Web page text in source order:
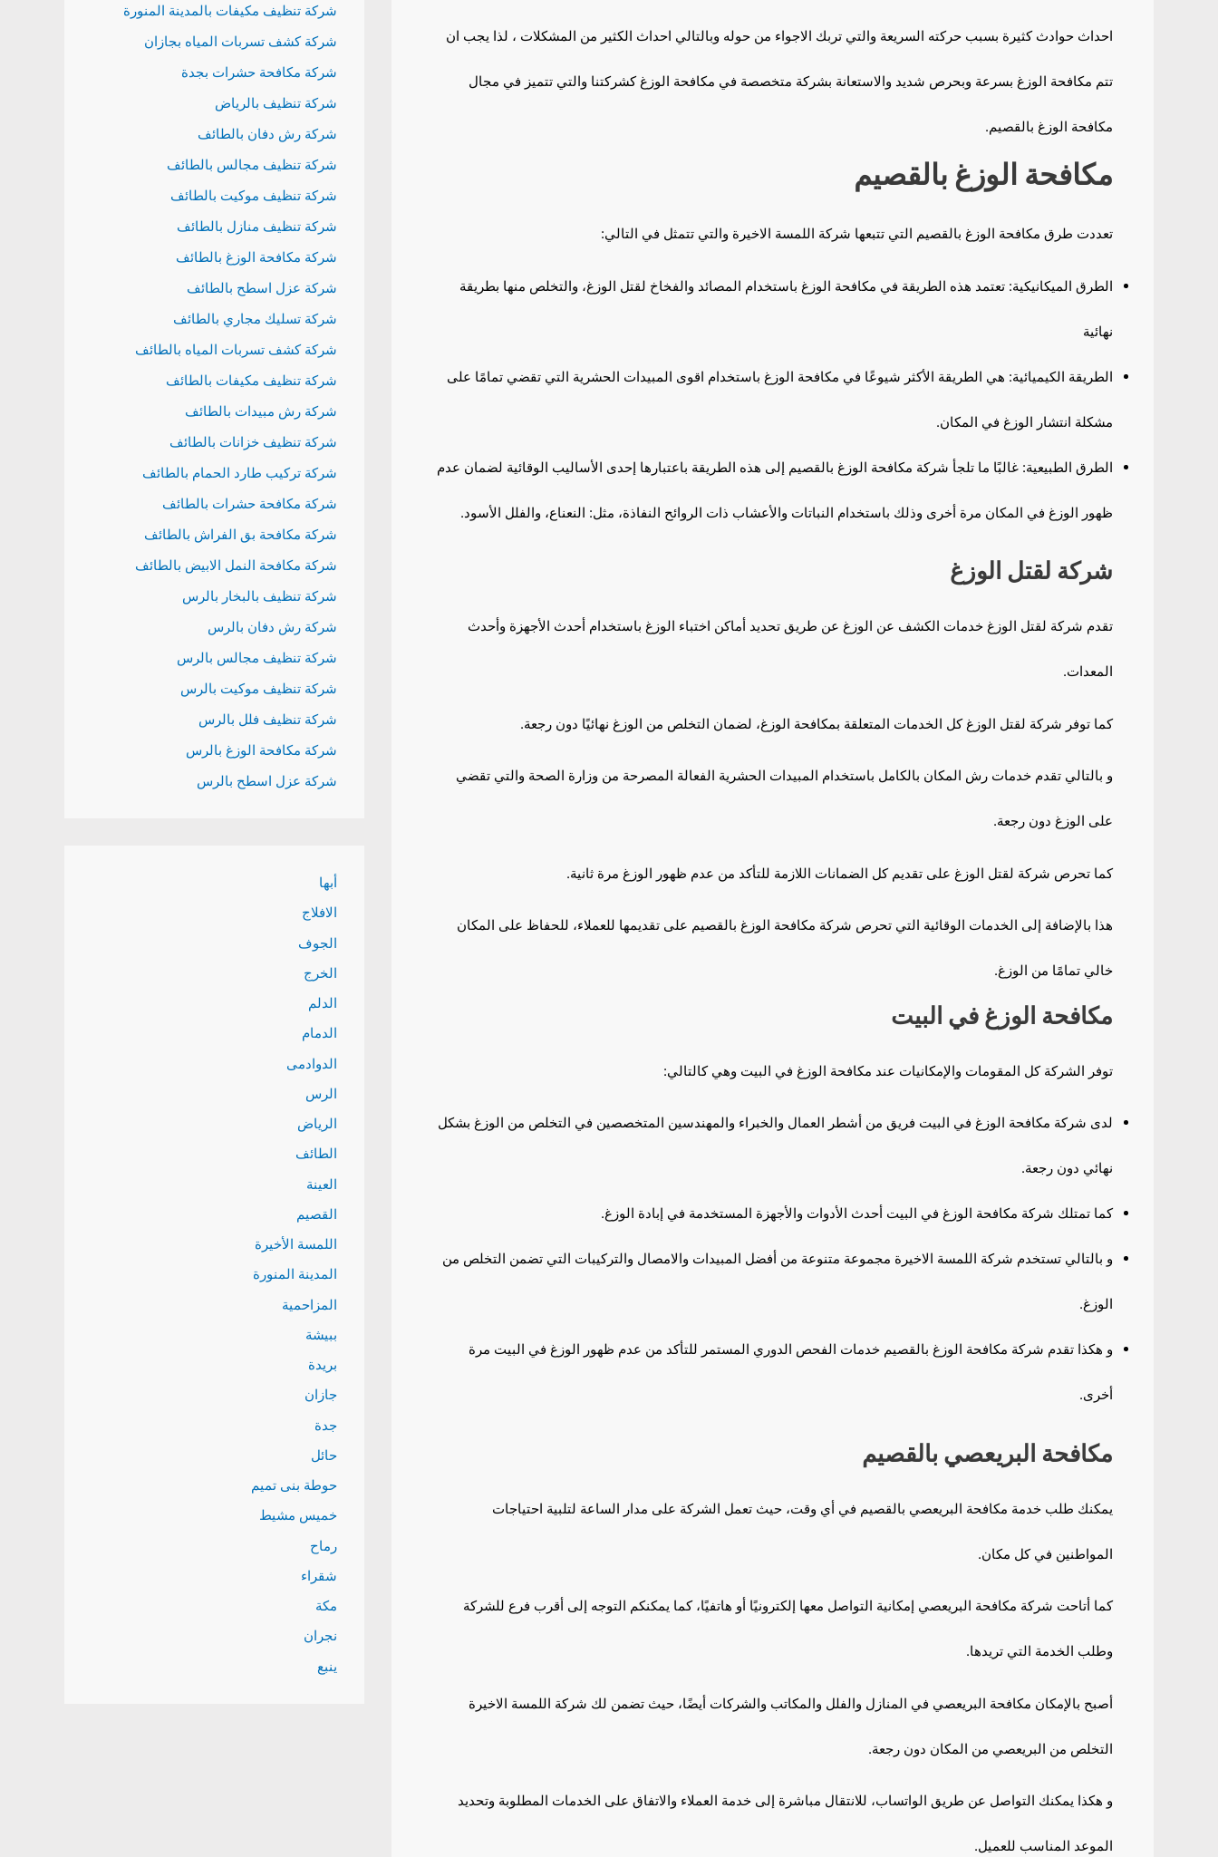
احداث حوادث كثيرة بسبب حركته السريعة والتي تربك الاجواء من حوله وبالتالي احداث الكثير من المشكلات ، لذا يجب ان
تتم مكافحة الوزغ بسرعة وبحرص شديد والاستعانة بشركة متخصصة في مكافحة الوزغ كشركتنا والتي تتميز في مجال
مكافحة الوزغ بالقصيم.
مكافحة الوزغ بالقصيم
تعددت طرق مكافحة الوزغ بالقصيم التي تتبعها شركة اللمسة الاخيرة والتي تتمثل في التالي:
الطرق الميكانيكية: تعتمد هذه الطريقة في مكافحة الوزغ باستخدام المصائد والفخاخ لقتل الوزغ، والتخلص منها بطريقة
نهائية
الطريقة الكيميائية: هي الطريقة الأكثر شيوعًا في مكافحة الوزغ باستخدام اقوى المبيدات الحشرية التي تقضي تمامًا على
مشكلة انتشار الوزغ في المكان.
الطرق الطبيعية: غالبًا ما تلجأ شركة مكافحة الوزغ بالقصيم إلى هذه الطريقة باعتبارها إحدى الأساليب الوقائية لضمان عدم
ظهور الوزغ في المكان مرة أخرى وذلك باستخدام النباتات والأعشاب ذات الروائح النفاذة، مثل: النعناع، والفلل الأسود.
شركة لقتل الوزغ
تقدم شركة لقتل الوزغ خدمات الكشف عن الوزغ عن طريق تحديد أماكن اختباء الوزغ باستخدام أحدث الأجهزة وأحدث
المعدات.
كما توفر شركة لقتل الوزغ كل الخدمات المتعلقة بمكافحة الوزغ، لضمان التخلص من الوزغ نهائيًا دون رجعة.
و بالتالي تقدم خدمات رش المكان بالكامل باستخدام المبيدات الحشرية الفعالة المصرحة من وزارة الصحة والتي تقضي
على الوزغ دون رجعة.
كما تحرص شركة لقتل الوزغ على تقديم كل الضمانات اللازمة للتأكد من عدم ظهور الوزغ مرة ثانية.
هذا بالإضافة إلى الخدمات الوقائية التي تحرص شركة مكافحة الوزغ بالقصيم على تقديمها للعملاء، للحفاظ على المكان
خالي تمامًا من الوزغ.
مكافحة الوزغ في البيت
توفر الشركة كل المقومات والإمكانيات عند مكافحة الوزغ في البيت وهي كالتالي:
لدى شركة مكافحة الوزغ في البيت فريق من أشطر العمال والخبراء والمهندسين المتخصصين في التخلص من الوزغ بشكل
نهائي دون رجعة.
كما تمتلك شركة مكافحة الوزغ في البيت أحدث الأدوات والأجهزة المستخدمة في إبادة الوزغ.
و بالتالي تستخدم شركة اللمسة الاخيرة مجموعة متنوعة من أفضل المبيدات والامصال والتركيبات التي تضمن التخلص من
الوزغ.
و هكذا تقدم شركة مكافحة الوزغ بالقصيم خدمات الفحص الدوري المستمر للتأكد من عدم ظهور الوزغ في البيت مرة
أخرى.
مكافحة البريعصي بالقصيم
يمكنك طلب خدمة مكافحة البريعصي بالقصيم في أي وقت، حيث تعمل الشركة على مدار الساعة لتلبية احتياجات
المواطنين في كل مكان.
كما أتاحت شركة مكافحة البريعصي إمكانية التواصل معها إلكترونيًا أو هاتفيًا، كما يمكنكم التوجه إلى أقرب فرع للشركة
وطلب الخدمة التي تريدها.
أصبح بالإمكان مكافحة البريعصي في المنازل والفلل والمكاتب والشركات أيضًا، حيث تضمن لك شركة اللمسة الاخيرة
التخلص من البريعصي من المكان دون رجعة.
و هكذا يمكنك التواصل عن طريق الواتساب، للانتقال مباشرة إلى خدمة العملاء والاتفاق على الخدمات المطلوبة وتحديد
الموعد المناسب للعميل.
شركة تنظيف مكيفات بالمدينة المنورة
شركة كشف تسربات المياه بجازان
شركة مكافحة حشرات بجدة
شركة تنظيف بالرياض
شركة رش دفان بالطائف
شركة تنظيف مجالس بالطائف
شركة تنظيف موكيت بالطائف
شركة تنظيف منازل بالطائف
شركة مكافحة الوزغ بالطائف
شركة عزل اسطح بالطائف
شركة تسليك مجاري بالطائف
شركة كشف تسربات المياه بالطائف
شركة تنظيف مكيفات بالطائف
شركة رش مبيدات بالطائف
شركة تنظيف خزانات بالطائف
شركة تركيب طارد الحمام بالطائف
شركة مكافحة حشرات بالطائف
شركة مكافحة بق الفراش بالطائف
شركة مكافحة النمل الابيض بالطائف
شركة تنظيف بالبخار بالرس
شركة رش دفان بالرس
شركة تنظيف مجالس بالرس
شركة تنظيف موكيت بالرس
شركة تنظيف فلل بالرس
شركة مكافحة الوزغ بالرس
شركة عزل اسطح بالرس
أبها
الافلاج
الجوف
الخرج
الدلم
الدمام
الدوادمى
الرس
الرياض
الطائف
العينة
القصيم
اللمسة الأخيرة
المدينة المنورة
المزاحمية
ببيشة
بريدة
جازان
جدة
حائل
حوطة بنى تميم
خميس مشيط
رماح
شقراء
مكة
نجران
ينبع